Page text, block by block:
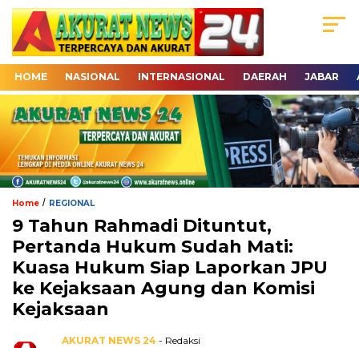
HOME NASIONAL INTERNASIONAL DAERAH JABAR
Home / REGIONAL
9 Tahun Rahmadi Dituntut,
Pertanda Hukum Sudah Mati:
Kuasa Hukum Siap Laporkan JPU
ke Kejaksaan Agung dan Komisi
Kejaksaan
AKURAT NEWS 24 - Redaksi